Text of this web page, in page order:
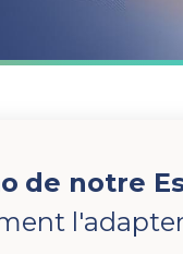
de notre